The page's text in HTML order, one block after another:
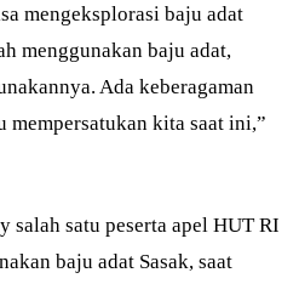
mengeksplorasi baju adat
menggunakan baju adat,
Ada keberagaman
mempersatukan kita saat ini,”
salah satu peserta apel HUT RI
baju adat Sasak, saat